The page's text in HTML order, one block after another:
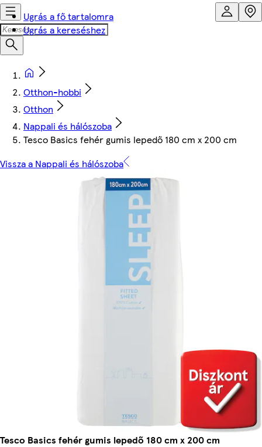
Ugrás a fő tartalomra
Ugrás a kereséshez
Otthon-hobbi
Otthon
Nappali és hálószoba
Tesco Basics fehér gumis lepedő 180 cm x 200 cm
Vissza a Nappali és hálószoba
Tesco Basics fehér gumis lepedő 180 cm x 200 cm